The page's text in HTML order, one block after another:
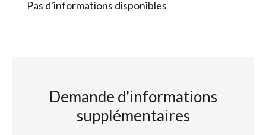
Pas d'informations disponibles
Demande d'informations
supplémentaires